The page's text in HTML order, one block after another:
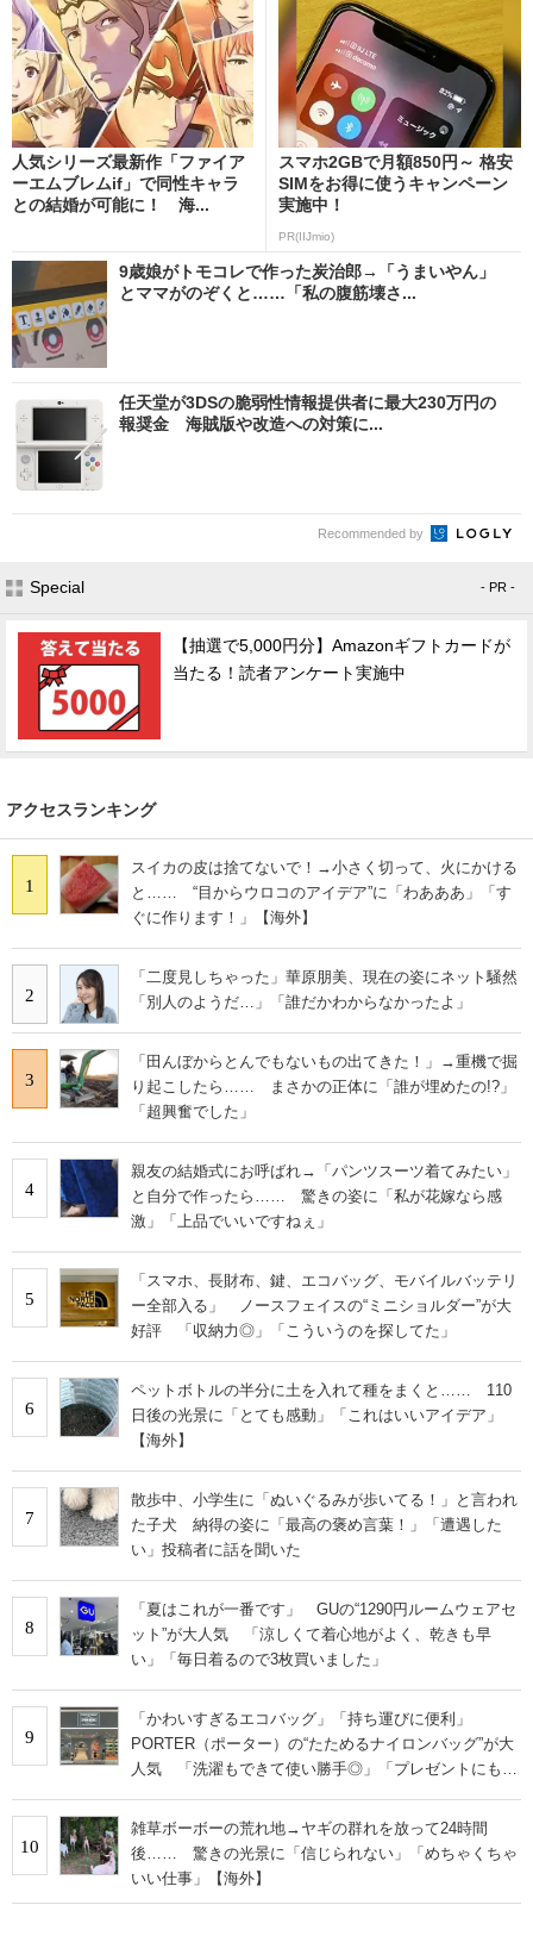
人気シリーズ最新作「ファイア
ーエムブレムif」で同性キャラ
との結婚が可能に！ 海...
スマホ2GBで月額850円～ 格安
SIMをお得に使うキャンペーン
実施中！
PR(IIJmio)
9歳娘がトモコレで作った炭治郎→「うまいやん」
とママがのぞくと……「私の腹筋壊さ...
任天堂が3DSの脆弱性情報提供者に最大230万円の
報奨金 海賊版や改造への対策に...
Recommended by
Special - PR -
【抽選で5,000円分】Amazonギフトカードが
当たる！読者アンケート実施中
アクセスランキング
1
スイカの皮は捨てないで！→小さく切って、火にかける
と…… “目からウロコのアイデア”に「わあああ」「す
ぐに作ります！」【海外】
2
「二度見しちゃった」華原朋美、現在の姿にネット騒然
「別人のようだ…」「誰だかわからなかったよ」
3
「田んぼからとんでもないもの出てきた！」→重機で掘
り起こしたら…… まさかの正体に「誰が埋めたの!?」
「超興奮でした」
4
親友の結婚式にお呼ばれ→「パンツスーツ着てみたい」
と自分で作ったら…… 驚きの姿に「私が花嫁なら感
激」「上品でいいですねぇ」
5
「スマホ、長財布、鍵、エコバッグ、モバイルバッテリ
ー全部入る」 ノースフェイスの“ミニショルダー”が大
好評 「収納力◎」「こういうのを探してた」
6
ペットボトルの半分に土を入れて種をまくと…… 110
日後の光景に「とても感動」「これはいいアイデア」
【海外】
7
散歩中、小学生に「ぬいぐるみが歩いてる！」と言われ
た子犬 納得の姿に「最高の褒め言葉！」「遭遇した
い」投稿者に話を聞いた
8
「夏はこれが一番です」 GUの“1290円ルームウェアセ
ット”が大人気 「涼しくて着心地がよく、乾きも早
い」「毎日着るので3枚買いました」
9
「かわいすぎるエコバッグ」「持ち運びに便利」
PORTER（ポーター）の“たためるナイロンバッグ”が大
人気 「洗濯もできて使い勝手◎」「プレゼントにもお
10
雑草ボーボーの荒れ地→ヤギの群れを放って24時間
後…… 驚きの光景に「信じられない」「めちゃくちゃ
いい仕事」【海外】